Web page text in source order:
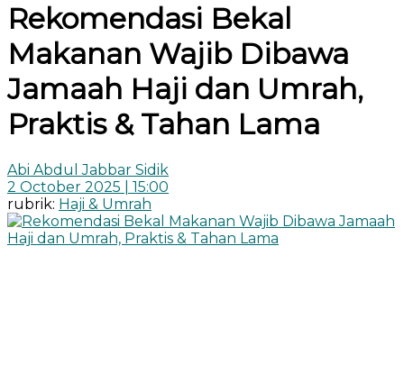
Rekomendasi Bekal
Makanan Wajib Dibawa
Jamaah Haji dan Umrah,
Praktis & Tahan Lama
Abi Abdul Jabbar Sidik
2 October 2025 | 15:00
rubrik: Haji & Umrah